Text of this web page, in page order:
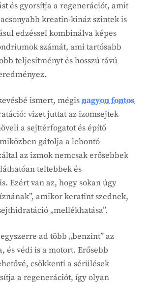
és gyorsítja a regenerációt, amit
kreatin-kináz szintek is
edzéssel kombinálva képes
számát, ami tartósabb
teljesítményt és hosszú távú
ismert, mégisnagyon fontos
vizet juttat az izomsejtek
a sejttérfogatot és építő
gátolja a lebontó
az izmok nemcsak erősebbek
teltebbek és
Ezért van az, hogy sokan úgy
amikor keratint szednek,
„mellékhatása”.
ad több „benzint” az
és védi is a motort. Erősebb
csökkenti a sérülések
a regenerációt, így olyan